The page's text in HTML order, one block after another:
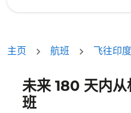
主页 航班 飞往印度
未来 180 天内
班
没有符合您的筛选条件的